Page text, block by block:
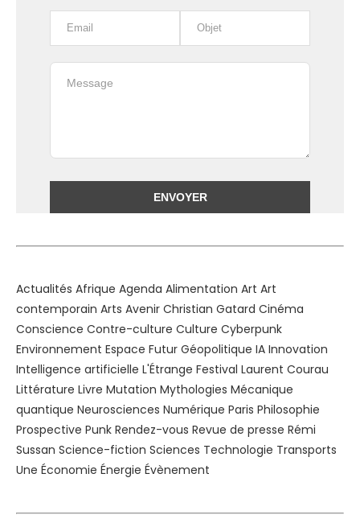
Actualités Afrique Agenda Alimentation Art Art
contemporain Arts Avenir Christian Gatard Cinéma
Conscience Contre-culture Culture Cyberpunk
Environnement Espace Futur Géopolitique IA Innovation
Intelligence artificielle L'Étrange Festival Laurent Courau
Littérature Livre Mutation Mythologies Mécanique
quantique Neurosciences Numérique Paris Philosophie
Prospective Punk Rendez-vous Revue de presse Rémi
Sussan Science-fiction Sciences Technologie Transports
Une Économie Énergie Évènement